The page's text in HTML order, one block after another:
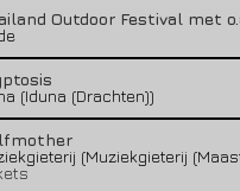
Outdoor Festival met
(Iduna (Drachten))
(Muziekgieterij